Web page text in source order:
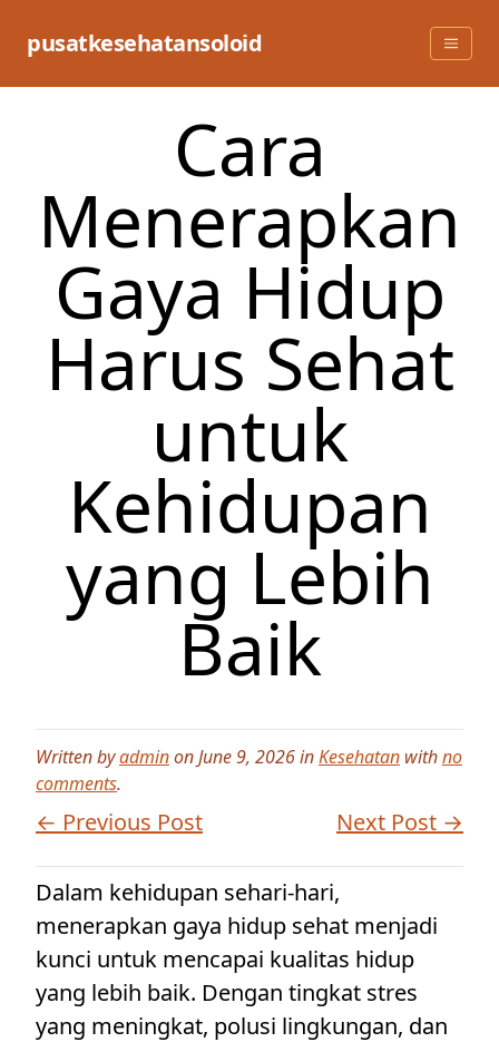
pusatkesehatansoloid
Cara
Menerapkan
Gaya Hidup
Harus Sehat
untuk
Kehidupan
yang Lebih
Baik
Written byadminon June 9, 2026 inKesehatan withno
comments.
← Previous Post Next Post →
Dalam kehidupan sehari-hari,
menerapkan gaya hidup sehat menjadi
kunci untuk mencapai kualitas hidup
yang lebih baik. Dengan tingkat stres
yang meningkat, polusi lingkungan, dan